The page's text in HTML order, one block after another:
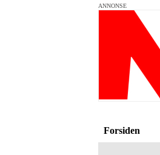
ANNONSE
Forsiden